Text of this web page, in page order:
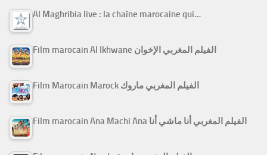
Al Maghribia live : la chaîne marocaine qui…
Film marocain Al Ikhwane الفيلم المغربي الإخوان
Film Marocain Marock الفيلم المغربي ماروك
Film marocain Ana Machi Ana الفيلم المغربي أنا ماشي أنا